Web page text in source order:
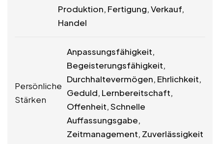
Produktion, Fertigung, Verkauf,
Handel
Persönliche
Stärken
Anpassungsfähigkeit,
Begeisterungsfähigkeit,
Durchhaltevermögen, Ehrlichkeit,
Geduld, Lernbereitschaft,
Offenheit, Schnelle
Auffassungsgabe,
Zeitmanagement, Zuverlässigkeit